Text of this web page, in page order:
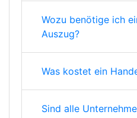
Wozu benötige ich
Auszug?
Was kostet ein
Sind alle